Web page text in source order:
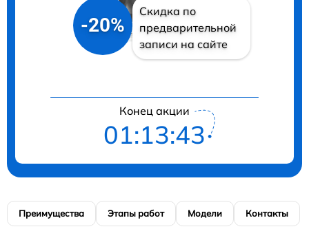
-20%
Скидка по
предварительной
записи на сайте
Конец акции
01:13:42
Преимущества Этапы работ Модели Контакты